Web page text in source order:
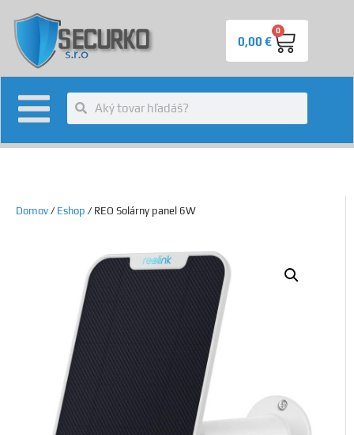
0,00€
0
Domov / Eshop / REO Solárny panel 6W